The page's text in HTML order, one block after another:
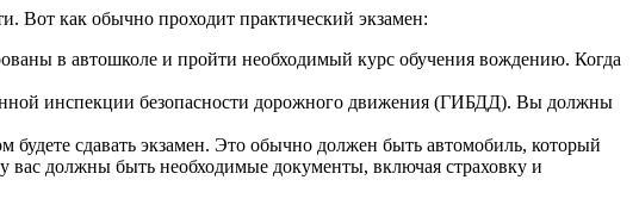
Вот как обычно проходит практический экзамен:
в автошколе и пройти необходимый курс обучения вождению. Когда
инспекции безопасности дорожного движения (ГИБДД). Вы должны
будете сдавать экзамен. Это обычно должен быть автомобиль, который
вас должны быть необходимые документы, включая страховку и